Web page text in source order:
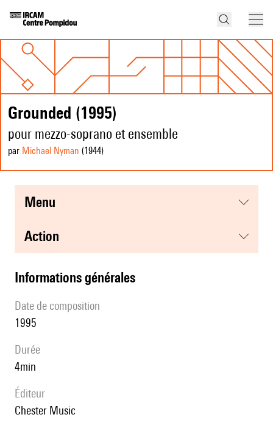
Grounded (1995)
pour mezzo-soprano et ensemble
par Michael Nyman (1944)
menu
action
informations générales
date de composition
1995
durée
4min
éditeur
Chester Music